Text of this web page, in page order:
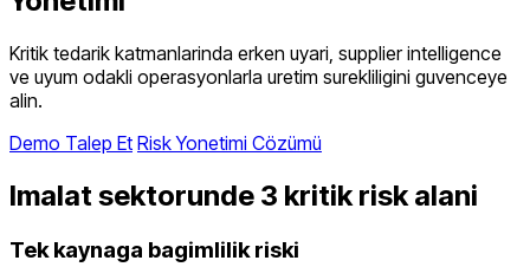
Kritik tedarik katmanlarinda erken uyari, supplier intelligence
ve uyum odakli operasyonlarla uretim surekliligini guvenceye
alin.
Demo Talep Et Risk Yonetimi Cözümü
Imalat sektorunde 3 kritik risk alani
Tek kaynaga bagimlilik riski